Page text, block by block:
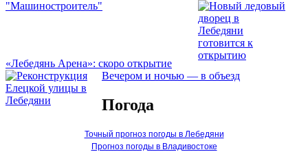
«Лебедянь Арена»: скоро открытие
Вечером и ночью — в объезд
Погода
Точный прогноз погоды в Лебедяни
Прогноз погоды в Владивостоке